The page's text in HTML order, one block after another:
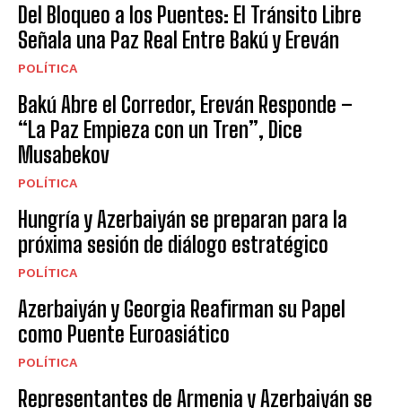
Del Bloqueo a los Puentes: El Tránsito Libre
Señala una Paz Real Entre Bakú y Ereván
POLÍTICA
Bakú Abre el Corredor, Ereván Responde –
“La Paz Empieza con un Tren”, Dice
Musabekov
POLÍTICA
Hungría y Azerbaiyán se preparan para la
próxima sesión de diálogo estratégico
POLÍTICA
Azerbaiyán y Georgia Reafirman su Papel
como Puente Euroasiático
POLÍTICA
Representantes de Armenia y Azerbaiyán se